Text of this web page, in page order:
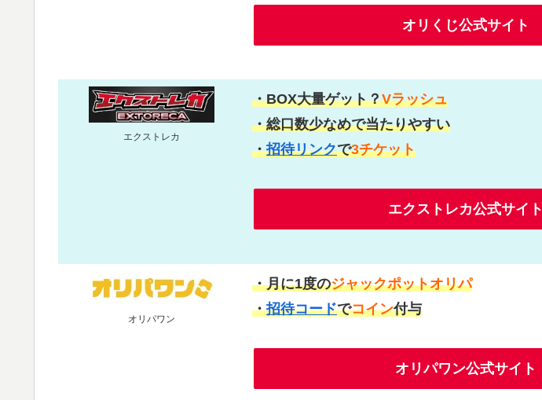
オリくじ公式サイト
エクストレカ
・BOX大量ゲット？Vラッシュ
・総口数少なめで当たりやすい
・招待リンクで3チケット
エクストレカ公式サイト
オリパワン
・月に1度のジャックポットオリパ
・招待コードでコイン付与
オリパワン公式サイト